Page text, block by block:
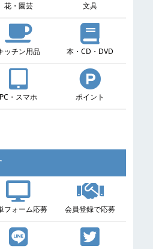
花・園芸 文具
ッチン用品 本・CD・DVD
PC・スマホ ポイント
フォーム応募 会員登録で応募